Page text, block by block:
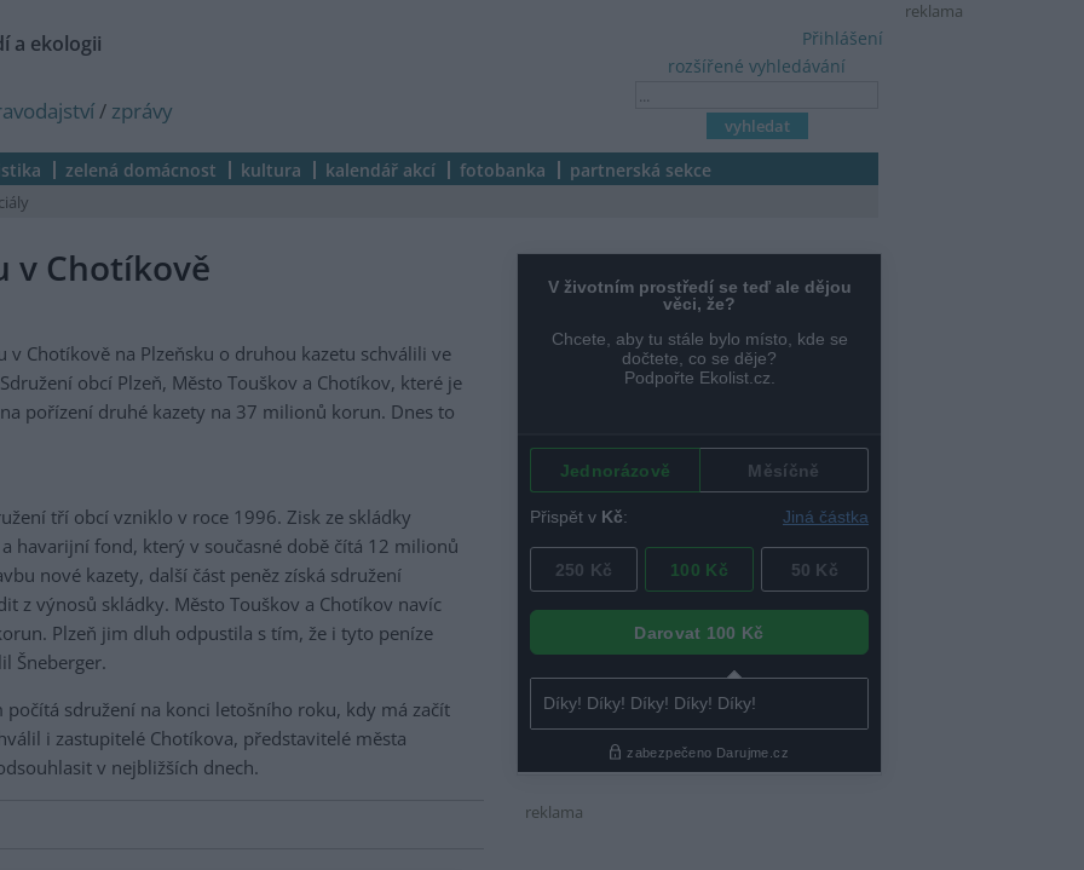
reklama
a ekologii
/ zprávy
rozšířené vyhledávání
Přihlášení
zelená domácnost kultura kalendář akcí fotobanka partnerská sekce
v Chotíkově
Chotíkově na Plzeňsku o druhou kazetu schválili ve
obcí Plzeň, Město Touškov a Chotíkov, které je
pořízení druhé kazety na 37 milionů korun. Dnes to
tří obcí vzniklo v roce 1996. Zisk ze skládky
havarijní fond, který v současné době čítá 12 milionů
nové kazety, další část peněz získá sdružení
z výnosů skládky. Město Touškov a Chotíkov navíc
Plzeň jim dluh odpustila s tím, že i tyto peníze
Šneberger.
počítá sdružení na konci letošního roku, kdy má začít
i zastupitelé Chotíkova, představitelé města
v nejbližších dnech.
reklama